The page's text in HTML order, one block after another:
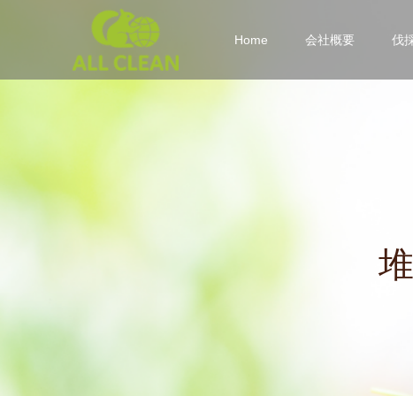
Home 会社概要 伐
・